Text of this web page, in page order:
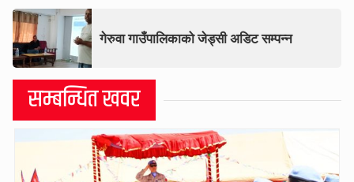
गेरुवा गाउँपालिकाको जेड्सी अडिट सम्पन्न
सम्बन्धित खवर